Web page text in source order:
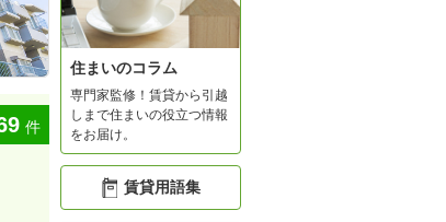
件
住まいのコラム
専門家監修！賃貸から引越
しまで住まいの役立つ情報
をお届け。
賃貸用語集